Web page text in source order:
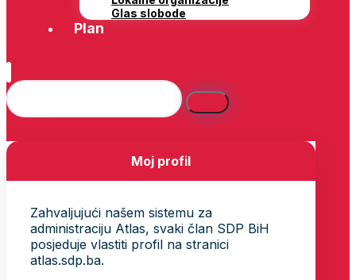
Glas slobode
Plan
Moj profil
Zahvaljujući našem sistemu za
administraciju Atlas, svaki član SDP BiH
posjeduje vlastiti profil na stranici
atlas.sdp.ba.